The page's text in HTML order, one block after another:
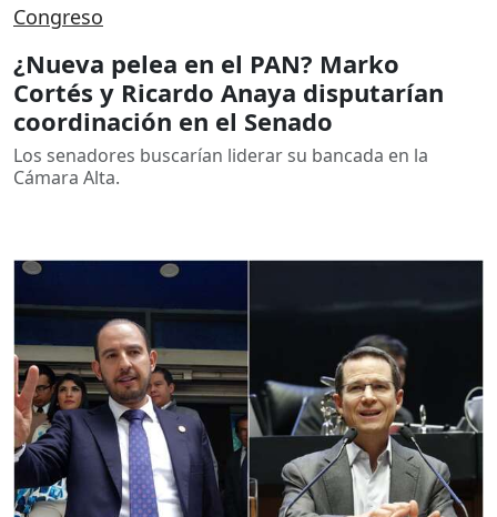
Congreso
¿Nueva pelea en el PAN? Marko
Cortés y Ricardo Anaya disputarían
coordinación en el Senado
Los senadores buscarían liderar su bancada en la
Cámara Alta.